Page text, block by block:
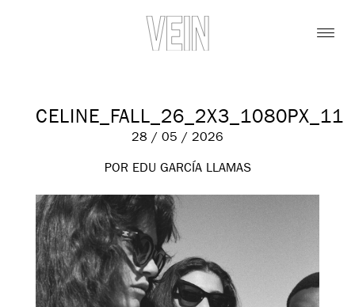
CELINE_FALL_26_2X3_1080PX_11
28 / 05 / 2026
POR EDU GARCÍA LLAMAS